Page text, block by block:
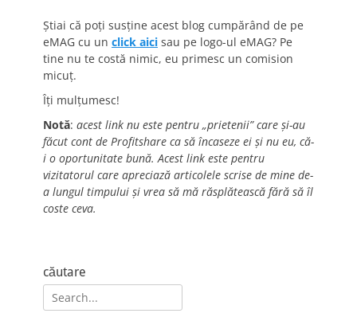
Știai că poți susține acest blog cumpărând de pe
eMAG cu un click aici sau pe logo-ul eMAG? Pe
tine nu te costă nimic, eu primesc un comision
micuț.
Îți mulțumesc!
Notă: acest link nu este pentru „prietenii” care și-au
făcut cont de Profitshare ca să încaseze ei și nu eu, că-
i o oportunitate bună. Acest link este pentru
vizitatorul care apreciază articolele scrise de mine de-
a lungul timpului și vrea să mă răsplătească fără să îl
coste ceva.
căutare
Search
for: